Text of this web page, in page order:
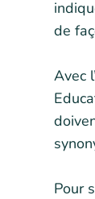
de
Avec
Pour